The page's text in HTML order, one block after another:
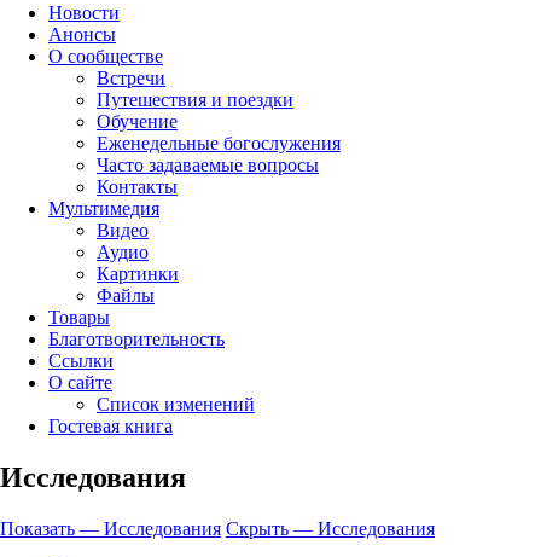
up
Новости
Анонсы
О сообществе
Встречи
Путешествия и поездки
Обучение
Еженедельные богослужения
Часто задаваемые вопросы
Контакты
Мультимедия
Видео
Аудио
Картинки
Файлы
Товары
Благотворительность
Ссылки
О сайте
Список изменений
Гостевая книга
Исследования
Показать — Исследования Скрыть — Исследования